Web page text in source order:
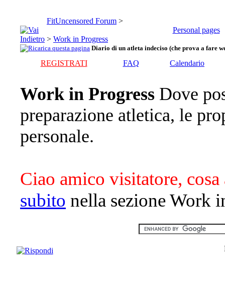
FitUncensored Forum >
Personal pages
> Work in Progress
Diario di un atleta indeciso (che prova a fare
REGISTRATI FAQ Calendario
Work in Progress Dove
preparazione atletica, le
personale.
Ciao amico visitatore, cosa
subito nella sezione Work